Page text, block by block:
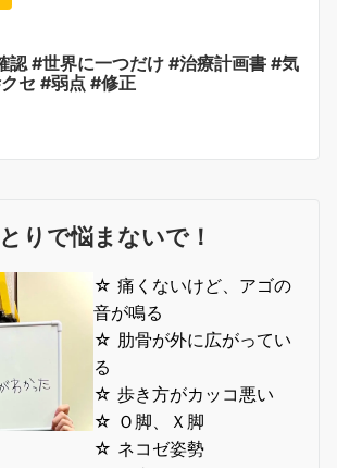
認 #世界に一つだけ #治療計画書 #気
セ #弱点 #修正
りで悩まないで！
☆ 痛くないけど、アゴの
音が鳴る
☆ 肋骨が外に広がってい
る
☆ 歩き方がカッコ悪い
☆ Ｏ脚、Ｘ脚
☆ ネコゼ姿勢